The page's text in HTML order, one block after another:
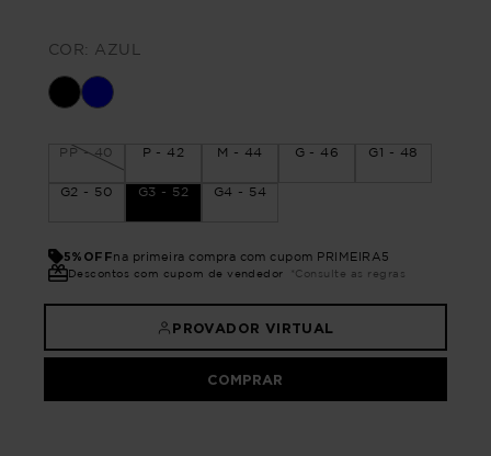
COR: AZUL
PP - 40 P - 42 M - 44 G - 46 G1 - 48
G2 - 50 G3 - 52 G4 - 54
5%OFFna primeira compra com cupom PRIMEIRA5
Descontos com cupom de vendedor *Consulte as regras
PROVADOR VIRTUAL
COMPRAR